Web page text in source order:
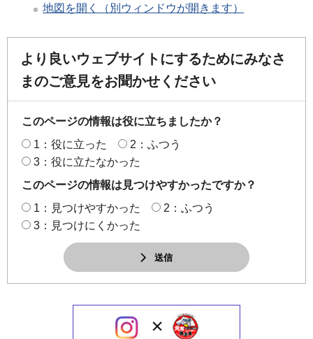
地図を開く（別ウィンドウが開きます）
より良いウェブサイトにするためにみなさ
まのご意見をお聞かせください
このページの情報は役に立ちましたか？
1：役に立った
2：ふつう
3：役に立たなかった
このページの情報は見つけやすかったですか？
1：見つけやすかった
2：ふつう
3：見つけにくかった
送信